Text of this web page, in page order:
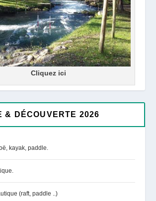
Cliquez ici
& DÉCOUVERTE 2026
kayak, paddle.
(raft, paddle ..)